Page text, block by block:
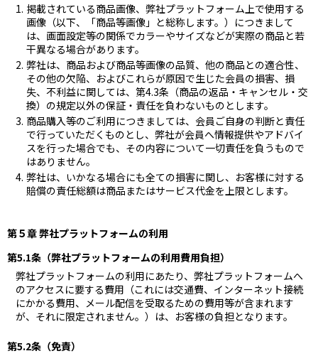
掲載されている商品画像、弊社プラットフォーム上で使用する
画像（以下、「商品等画像」と総称します。）につきまして
は、画面設定等の関係でカラーやサイズなどが実際の商品と若
干異なる場合があります。
弊社は、商品および商品等画像の品質、他の商品との適合性、
その他の欠陥、およびこれらが原因で生じた会員の損害、損
失、不利益に関しては、第4.3条（商品の返品・キャンセル・交
換）の規定以外の保証・責任を負わないものとします。
商品購入等のご利用につきましては、会員ご自身の判断と責任
で行っていただくものとし、弊社が会員へ情報提供やアドバイ
スを行った場合でも、その内容について一切責任を負うもので
はありません。
弊社は、いかなる場合にも全ての損害に関し、お客様に対する
賠償の責任総額は商品またはサービス代金を上限とします。
第５章 弊社プラットフォームの利用
第5.1条（弊社プラットフォームの利用費用負担）
弊社プラットフォームの利用にあたり、弊社プラットフォームへ
のアクセスに要する費用（これには交通費、インターネット接続
にかかる費用、メール配信を受取るための費用等が含まれます
が、それに限定されません。）は、お客様の負担となります。
第5.2条（免責）